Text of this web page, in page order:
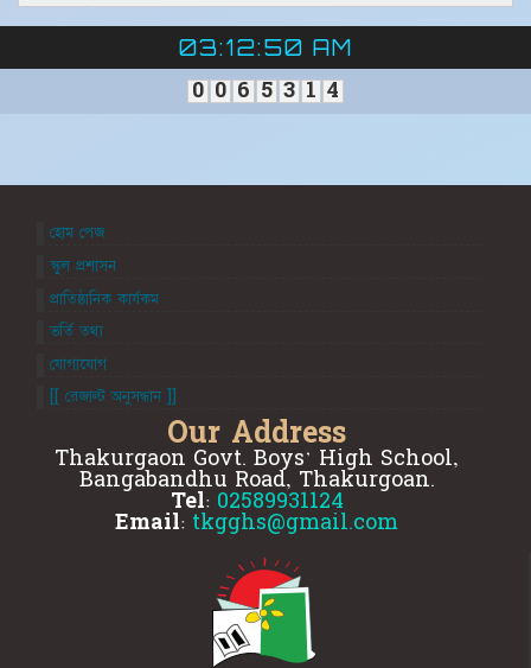
03:12:51 AM
0 0 6 5 3 1 4
Our Address
Thakurgaon Govt. Boys' High School,
Bangabandhu Road, Thakurgoan.
Tel: 02589931124
Email: tkgghs@gmail.com
হোম পেজ
স্কুল প্রশাসন
প্রাতিষ্ঠানিক কার্যকম
ভর্তি তথ্য
যোগাযোগ
[[ রেজাল্ট অনুসন্ধান ]]